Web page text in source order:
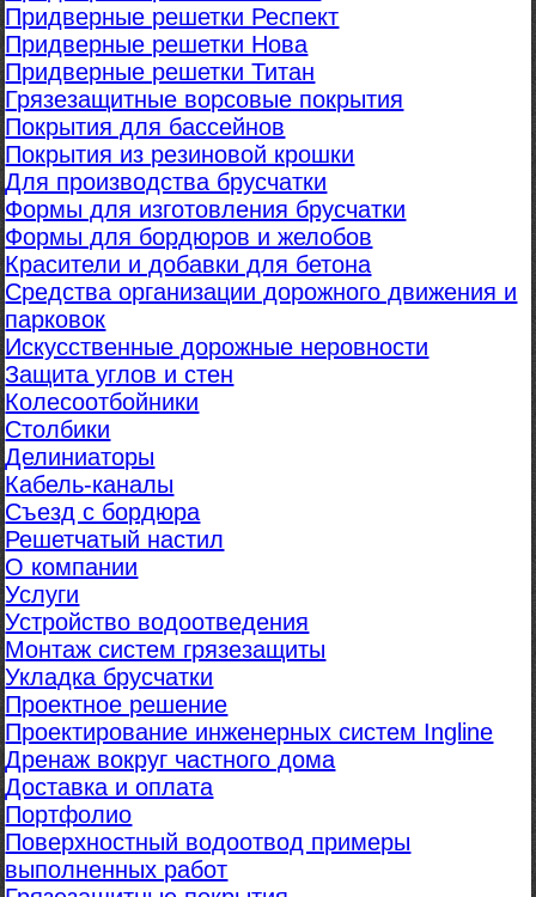
Придверные решетки Респект
Придверные решетки Нова
Придверные решетки Титан
Грязезащитные ворсовые покрытия
Покрытия для бассейнов
Покрытия из резиновой крошки
Для производства брусчатки
Формы для изготовления брусчатки
Формы для бордюров и желобов
Красители и добавки для бетона
Средства организации дорожного движения и
парковок
Искусственные дорожные неровности
Защита углов и стен
Колесоотбойники
Столбики
Делиниаторы
Кабель-каналы
Съезд с бордюра
Решетчатый настил
О компании
Услуги
Устройство водоотведения
Монтаж систем грязезащиты
Укладка брусчатки
Проектное решение
Проектирование инженерных систем Ingline
Дренаж вокруг частного дома
Доставка и оплата
Портфолио
Поверхностный водоотвод примеры
выполненных работ